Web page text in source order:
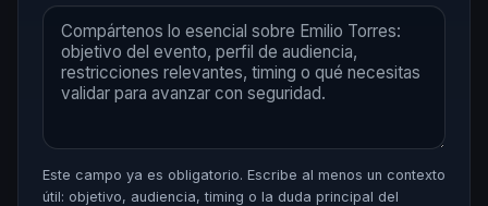
Este campo ya es obligatorio. Escribe al menos un contexto
útil: objetivo, audiencia, timing o la duda principal del